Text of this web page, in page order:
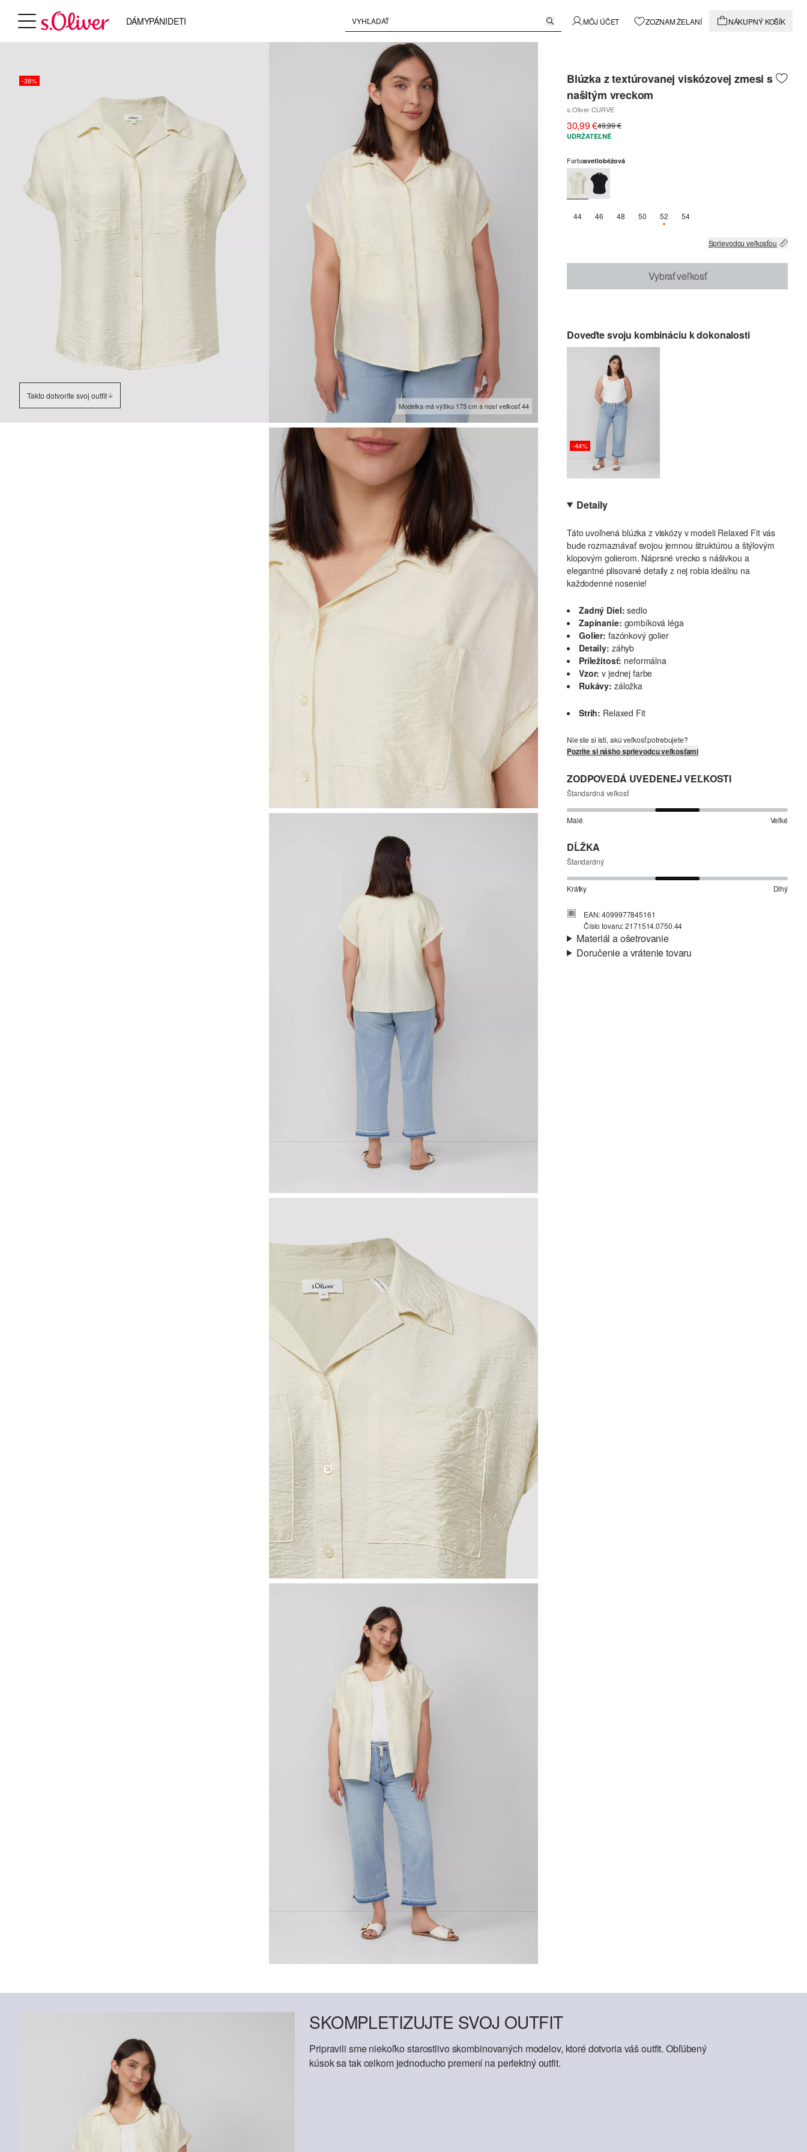
DÁMYPÁNIDETI MÔJ ÚČET ZOZNAM ŽELANÍ NÁKUPNÝ KOŠÍK
-38%
Takto dotvoríte svoj outfit
Modelka má výšku 173 cm a nosí veľkosť 44
Blúzka z textúrovanej viskózovej zmesi s
našitým vreckom
s.Oliver CURVE
30,99 €49,99 €
UDRŽATEĽNÉ
Farbasvetlobéžová
44 46 48 50 52K DISPOZÍCII IBA 2
54
Sprievodcu veľkosťou
Vybrať veľkosť
Doveďte svoju kombináciu k dokonalosti
-44%
Detaily
Táto uvoľnená blúzka z viskózy v modeli Relaxed Fit vás
bude rozmaznávať svojou jemnou štruktúrou a štýlovým
klopovým golierom. Náprsné vrecko s nášivkou a
elegantné plisované detaily z nej robia ideálnu na
každodenné nosenie!
Zadný Diel: sedlo
Zapínanie: gombíková léga
Golier: fazónkový golier
Detaily: záhyb
Príležitosť: neformálna
Vzor: v jednej farbe
Rukávy: záložka
Strih: Relaxed Fit
Nie ste si istí, akú veľkosť potrebujete?
Pozrite si nášho sprievodcu veľkosťami
ZODPOVEDÁ UVEDENEJ VEĽKOSTI
Štandardná veľkosť
Malé Veľké
DĹŽKA
Štandardný
Krátky Dlhý
EAN: 4099977845161
Číslo tovaru: 2171514.0750.44
Materiál a ošetrovanie
Doručenie a vrátenie tovaru
SKOMPLETIZUJTE SVOJ OUTFIT
Pripravili sme niekoľko starostlivo skombinovaných modelov, ktoré dotvoria váš outfit. Obľúbený
kúsok sa tak celkom jednoducho premení na perfektný outfit.